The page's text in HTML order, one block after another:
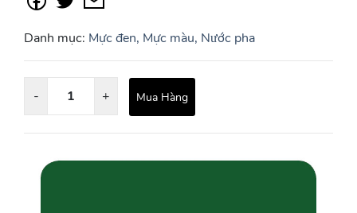
Danh mục: Mực đen, Mực màu, Nước pha
- + Mua Hàng